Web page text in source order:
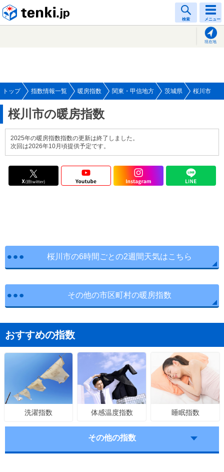
検索 メニュー
現在地
トップ 指数情報一覧 暖房指数 関東・甲信地方 茨城県 桜川市
桜川市の暖房指数
2025年の暖房指数指数の更新は終了しました。
次回は2026年10月頃提供予定です。
桜川市の6時間ごとの2週間天気はこちら
その他の市区町村の暖房指数
おすすめの指数
洗濯指数 体感温度指数 睡眠指数
その他の指数